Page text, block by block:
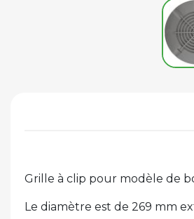
Grille à clip pour modèle de
Le diamètre est de 269 mm